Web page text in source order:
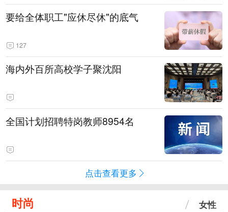
要给全体职工"应休尽休"的底气
127
海内外百所高校学子聚沈阳
全国计划招聘特岗教师8954名
点击查看更多
时尚 女性